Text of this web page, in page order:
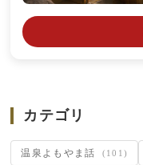
カテゴリ
温泉よもやま話 (101)